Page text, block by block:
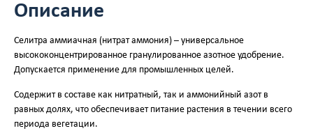
Описание
Селитра аммиачная (нитрат аммония) – универсальное
высококонцентрированное гранулированное азотное удобрение.
Допускается применение для промышленных целей.
Содержит в составе как нитратный, так и аммонийный азот в
равных долях, что обеспечивает питание растения в течении всего
периода вегетации.